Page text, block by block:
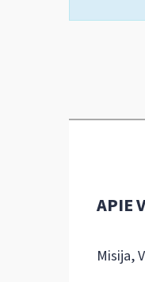
APIE
Misija,